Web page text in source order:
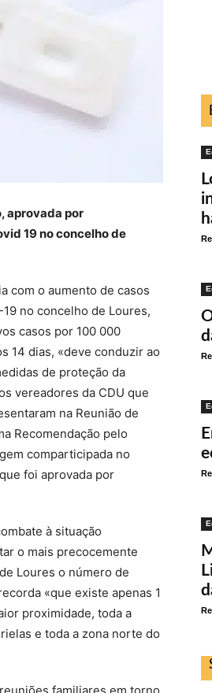
aprovada por
19 no concelho de
com o aumento de casos
no concelho de Loures,
casos por 100 000
14 dias, «deve conduzir ao
de proteção da
vereadores da CDU que
na Reunião de
Recomendação pelo
comparticipada no
foi aprovada por
à situação
o mais precocemente
Loures o número de
«que existe apenas 1
proximidade, toda a
e toda a zona norte do